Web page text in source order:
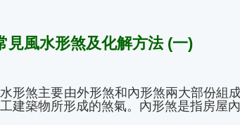
見風水形煞及化解方法 (一)
形煞主要由外形煞和內形煞兩大部份組
建築物所形成的煞氣。內形煞是指房屋